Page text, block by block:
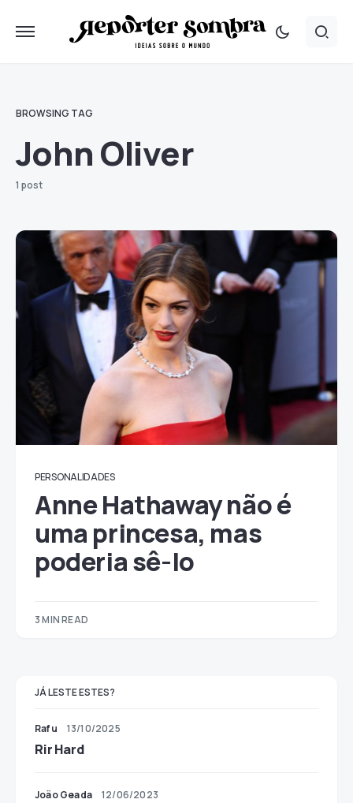
BROWSING TAG
John Oliver
1 post
PERSONALIDADES
Anne Hathaway não é
uma princesa, mas
poderia sê-lo
3 MIN READ
JÁ LESTE ESTES?
Rafu 13/10/2025
Rir Hard
João Geada 12/06/2023